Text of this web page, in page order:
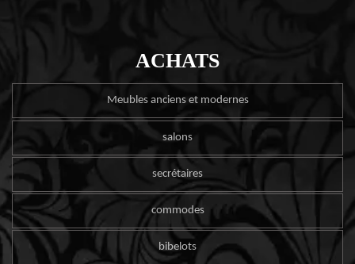
ACHATS
Meubles anciens et modernes
salons
secrétaires
commodes
bibelots